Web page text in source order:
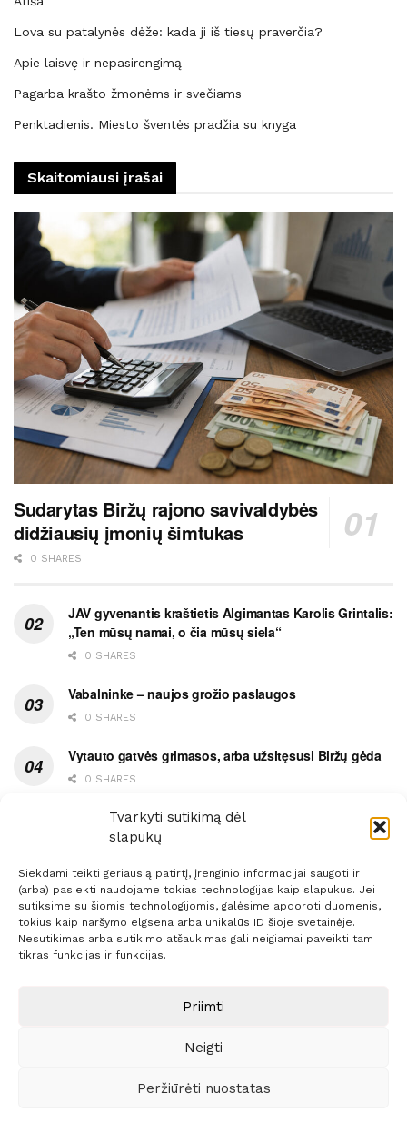
Tvarkyti sutikimą dėl
slapukų
Siekdami teikti geriausią patirtį, įrenginio informacijai saugoti ir
(arba) pasiekti naudojame tokias technologijas kaip slapukus. Jei
sutiksime su šiomis technologijomis, galėsime apdoroti duomenis,
tokius kaip naršymo elgsena arba unikalūs ID šioje svetainėje.
Nesutikimas arba sutikimo atšaukimas gali neigiamai paveikti tam
tikras funkcijas ir funkcijas.
Priimti
Neigti
Peržiūrėti nuostatas
Lova su patalynės dėže: kada ji iš tiesų praverčia?
Apie laisvę ir nepasirengimą
Pagarba krašto žmonėms ir svečiams
Penktadienis. Miesto šventės pradžia su knyga
Skaitomiausi įrašai
Sudarytas Biržų rajono savivaldybės
didžiausių įmonių šimtukas
0 SHARES
JAV gyvenantis kraštietis Algimantas Karolis Grintalis:
„Ten mūsų namai, o čia mūsų siela“
0 SHARES
Vabalninke – naujos grožio paslaugos
0 SHARES
Vytauto gatvės grimasos, arba užsitęsusi Biržų gėda
0 SHARES
Pietų metas pažymėtas avarija
0 SHARES
Prenumerata Reklama
Sprendimas:ITBrolis